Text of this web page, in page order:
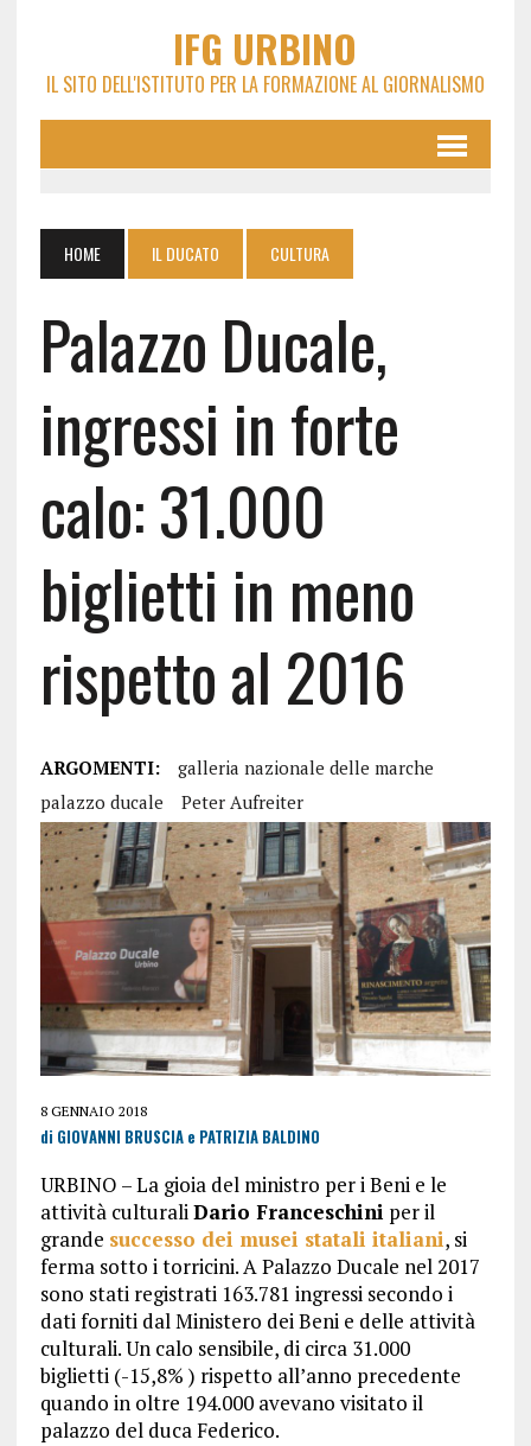
IFG URBINO
IL SITO DELL'ISTITUTO PER LA FORMAZIONE AL GIORNALISMO
HOME IL DUCATO CULTURA
Palazzo Ducale,
ingressi in forte
calo: 31.000
biglietti in meno
rispetto al 2016
ARGOMENTI:
galleria nazionale delle marche
palazzo ducale
Peter Aufreiter
8 GENNAIO 2018
di GIOVANNI BRUSCIA e PATRIZIA BALDINO
URBINO – La gioia del ministro per i Beni e le
attività culturaliDario Franceschini per il
grande successo dei musei statali italiani, si
ferma sotto i torricini. A Palazzo Ducale nel 2017
sono stati registrati 163.781 ingressi secondo i
dati forniti dal Ministero dei Beni e delle attività
culturali. Un calo sensibile, di circa 31.000
biglietti (-15,8% ) rispetto all’anno precedente
quando in oltre 194.000 avevano visitato il
palazzo del duca Federico.